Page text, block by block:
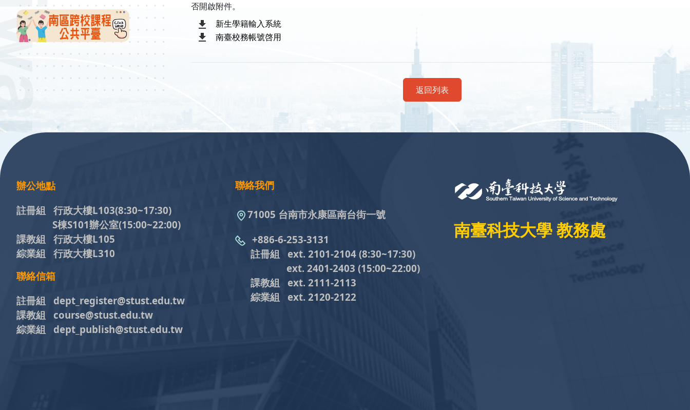
否開啟附件。
新生學籍輸入系統
南臺校務帳號啓用
返回列表
:::
南臺科技大學 教務處
聯絡我們
71005 台南市永康區南台街一號
+886-6-253-3131
註冊組 ext. 2101-2104 (8:30~17:30)
ext. 2401-2403 (15:00~22:00)
課教組 ext. 2111-2113
綜業組
ext. 2120-2122
辦公地點
註冊組 行政大樓L103(8:30~17:30)
S棟S101辦公室(15:00~22:00)
課教組 行政大樓L105
綜業組 行政大樓L310
聯絡信箱
註冊組 dept_register@stust.edu.tw
課教組 course@stust.edu.tw
綜業組 dept_publish@stust.edu.tw